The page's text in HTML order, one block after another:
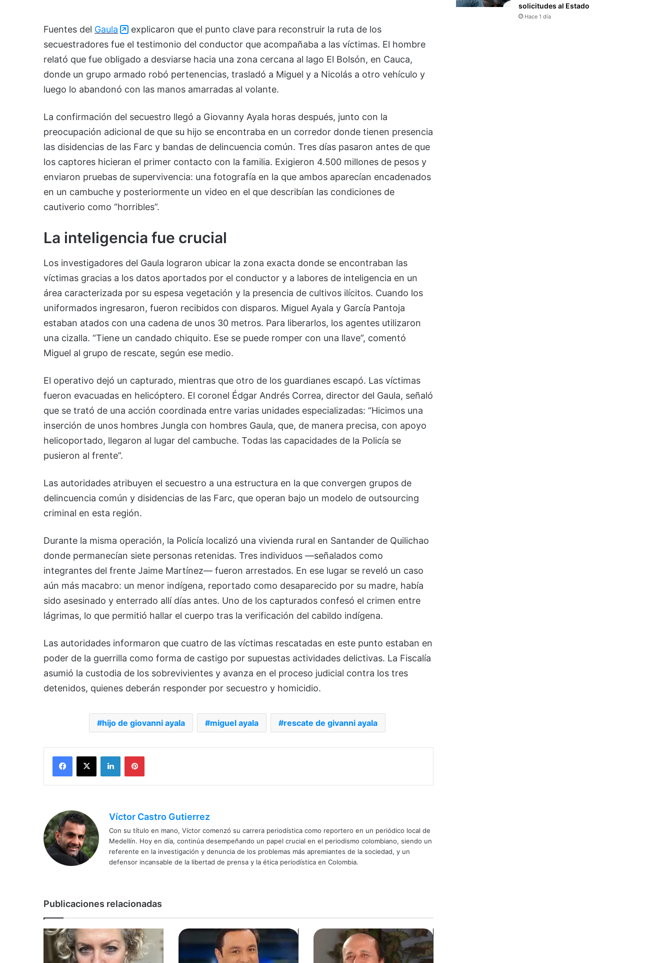
Fuentes del Gaula
explicaron que el punto clave para reconstruir la ruta de los
secuestradores fue el testimonio del conductor que acompañaba a las víctimas. El hombre
relató que fue obligado a desviarse hacia una zona cercana al lago El Bolsón, en Cauca,
donde un grupo armado robó pertenencias, trasladó a Miguel y a Nicolás a otro vehículo y
luego lo abandonó con las manos amarradas al volante.
La confirmación del secuestro llegó a Giovanny Ayala horas después, junto con la
preocupación adicional de que su hijo se encontraba en un corredor donde tienen presencia
las disidencias de las Farc y bandas de delincuencia común. Tres días pasaron antes de que
los captores hicieran el primer contacto con la familia. Exigieron 4.500 millones de pesos y
enviaron pruebas de supervivencia: una fotografía en la que ambos aparecían encadenados
en un cambuche y posteriormente un video en el que describían las condiciones de
cautiverio como “horribles”.
La inteligencia fue crucial
Los investigadores del Gaula lograron ubicar la zona exacta donde se encontraban las
víctimas gracias a los datos aportados por el conductor y a labores de inteligencia en un
área caracterizada por su espesa vegetación y la presencia de cultivos ilícitos. Cuando los
uniformados ingresaron, fueron recibidos con disparos. Miguel Ayala y García Pantoja
estaban atados con una cadena de unos 30 metros. Para liberarlos, los agentes utilizaron
una cizalla. “Tiene un candado chiquito. Ese se puede romper con una llave”, comentó
Miguel al grupo de rescate, según ese medio.
El operativo dejó un capturado, mientras que otro de los guardianes escapó. Las víctimas
fueron evacuadas en helicóptero. El coronel Édgar Andrés Correa, director del Gaula, señaló
que se trató de una acción coordinada entre varias unidades especializadas: “Hicimos una
inserción de unos hombres Jungla con hombres Gaula, que, de manera precisa, con apoyo
helicoportado, llegaron al lugar del cambuche. Todas las capacidades de la Policía se
pusieron al frente”.
Las autoridades atribuyen el secuestro a una estructura en la que convergen grupos de
delincuencia común y disidencias de las Farc, que operan bajo un modelo de outsourcing
criminal en esta región.
Durante la misma operación, la Policía localizó una vivienda rural en Santander de Quilichao
donde permanecían siete personas retenidas. Tres individuos —señalados como
integrantes del frente Jaime Martínez— fueron arrestados. En ese lugar se reveló un caso
aún más macabro: un menor indígena, reportado como desaparecido por su madre, había
sido asesinado y enterrado allí días antes. Uno de los capturados confesó el crimen entre
lágrimas, lo que permitió hallar el cuerpo tras la verificación del cabildo indígena.
Las autoridades informaron que cuatro de las víctimas rescatadas en este punto estaban en
poder de la guerrilla como forma de castigo por supuestas actividades delictivas. La Fiscalía
asumió la custodia de los sobrevivientes y avanza en el proceso judicial contra los tres
detenidos, quienes deberán responder por secuestro y homicidio.
hijo de giovanni ayala miguel ayala rescate de givanni ayala
Facebook
X LinkedInPinterest
Víctor Castro Gutierrez
Con su título en mano, Víctor comenzó su carrera periodística como reportero en un periódico local de
Medellín. Hoy en día, continúa desempeñando un papel crucial en el periodismo colombiano, siendo un
referente en la investigación y denuncia de los problemas más apremiantes de la sociedad, y un
defensor incansable de la libertad de prensa y la ética periodística en Colombia.
Publicaciones relacionadas
solicitudes al Estado
Hace 1 día